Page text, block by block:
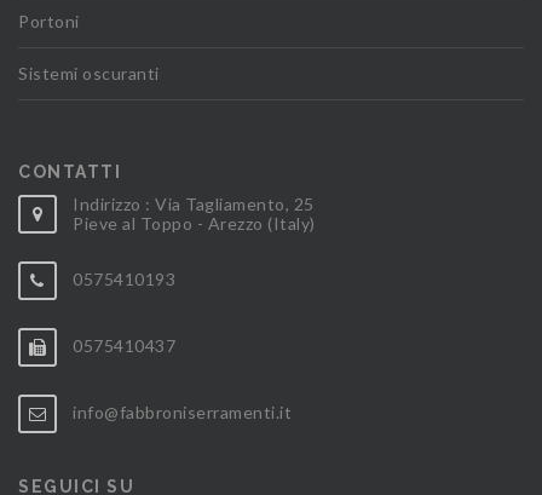
Portoni
Sistemi oscuranti
CONTATTI
Indirizzo : Via Tagliamento, 25
Pieve al Toppo - Arezzo (Italy)
0575410193
0575410437
info@fabbroniserramenti.it
SEGUICI SU